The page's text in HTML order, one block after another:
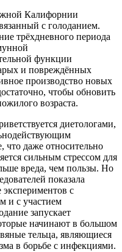
Калифорнии
с голоданием.
трёхдневного периода
функции
и повреждённых
производство новых
чтобы обновить
возраста.
диетологами,
что даже относительно
сильным стрессом для
вреда, чем пользы. Но
показала
с
и с участием
запускает
начинают в большом
тельца, являющиеся
в борьбе с инфекциями.